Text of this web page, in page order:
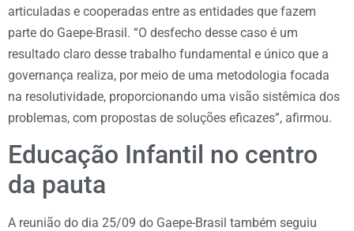
articuladas e cooperadas entre as entidades que fazem
parte do Gaepe-Brasil. “O desfecho desse caso é um
resultado claro desse trabalho fundamental e único que a
governança realiza, por meio de uma metodologia focada
na resolutividade, proporcionando uma visão sistêmica dos
problemas, com propostas de soluções eficazes”, afirmou.
Educação Infantil no centro
da pauta
A reunião do dia 25/09 do Gaepe-Brasil também seguiu